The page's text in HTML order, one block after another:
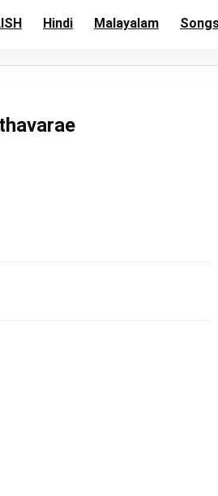
Hindi Malayalam